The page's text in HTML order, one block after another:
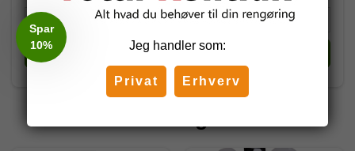
Jeg handler som:
Privat Erhverv
Spar
10%